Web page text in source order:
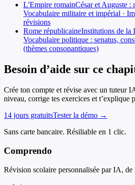
L'Empire romainCésar et Auguste :
Vocabulaire militaire et impérial ·
révisions
Rome républicaineInstitutions de la
Vocabulaire politique : senatus,
(thèmes consonantiques)
Besoin d’aide sur ce
Crée ton compte et révise avec un tuteur
niveau, corrige tes exercices et t’explique
14 jours gratuitsTester la démo →
Sans carte bancaire. Résiliable en 1 clic.
Comprendo
Révision scolaire personnalisée par IA, de